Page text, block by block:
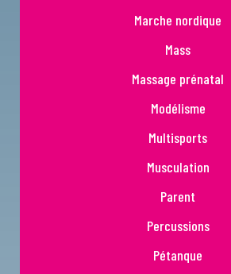
Marche nordique
Mass
Massage prénatal
Modélisme
Multisports
Musculation
Parent
Percussions
Pétanque